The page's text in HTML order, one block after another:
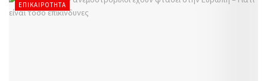
ΕΠΙΚΑΙΡΌΤΗΤΑ